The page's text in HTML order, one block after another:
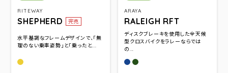
RITEWAY
SHEPHERD 完売
水平基調なフレームデザインで、「無
理のない乗車姿勢」と「乗ったと...
ARAYA
RALEIGH RFT
ディスクブレーキを使用した全天候
型クロスバイクをラレーならでは
の...
アガトブルー(520)
クラブグリーン(480)